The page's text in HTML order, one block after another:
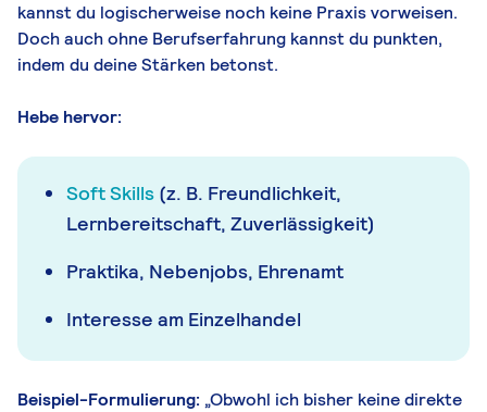
kannst du logischerweise noch keine Praxis vorweisen.
Doch auch ohne Berufserfahrung kannst du punkten,
indem du deine Stärken betonst.
Hebe hervor:
Soft Skills(z. B. Freundlichkeit,
Lernbereitschaft, Zuverlässigkeit)
Praktika, Nebenjobs, Ehrenamt
Interesse am Einzelhandel
Beispiel-Formulierung: „Obwohl ich bisher keine direkte